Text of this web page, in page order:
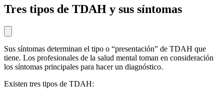
Tres tipos de TDAH y sus síntomas
Sus síntomas determinan el tipo o “presentación” de TDAH que
tiene. Los profesionales de la salud mental toman en consideración
los síntomas principales para hacer un diagnóstico.
Existen tres tipos de TDAH: